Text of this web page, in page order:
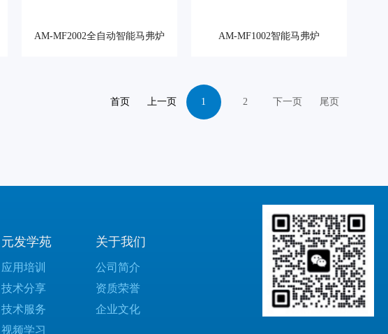
AM-MF2002全自动智能马弗炉 AM-MF1002智能马弗炉
首页 上一页 1 2 下一页 尾页
元发学苑
应用培训
技术分享
技术服务
视频学习
关于我们
公司简介
资质荣誉
企业文化